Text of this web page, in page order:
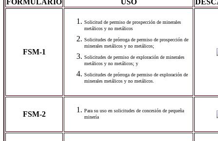
FORMULARIO USO
FSM-1
Solicitud de permiso de prospección de minerales
metálicos y no metálicos
Solicitudes de prórroga de permiso de prospección de
minerales metálicos y no metálicos;
Solicitudes de permiso de exploración de minerales
metálicos y no metálicos; y
Solicitudes de prórroga de permiso de exploración de
minerales metálicos y no metálicos.
FSM-2 Para su uso en solicitudes de concesión de pequeña
minería